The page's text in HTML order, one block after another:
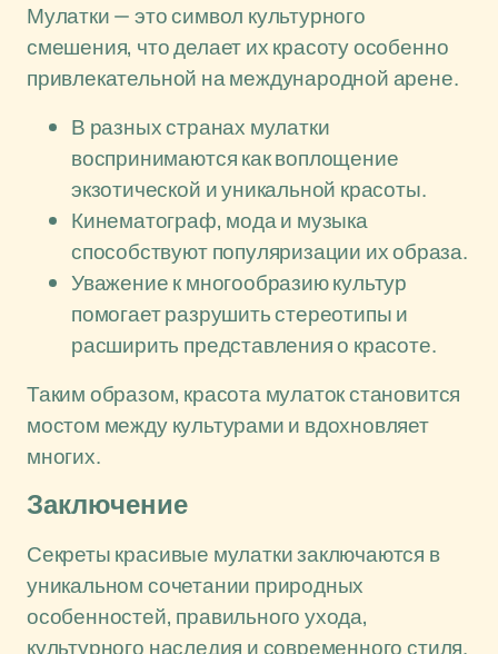
Мулатки — это символ культурного
смешения, что делает их красоту особенно
привлекательной на международной арене.
В разных странах мулатки
воспринимаются как воплощение
экзотической и уникальной красоты.
Кинематограф, мода и музыка
способствуют популяризации их образа.
Уважение к многообразию культур
помогает разрушить стереотипы и
расширить представления о красоте.
Таким образом, красота мулаток становится
мостом между культурами и вдохновляет
многих.
Заключение
Секреты красивые мулатки заключаются в
уникальном сочетании природных
особенностей, правильного ухода,
культурного наследия и современного стиля.